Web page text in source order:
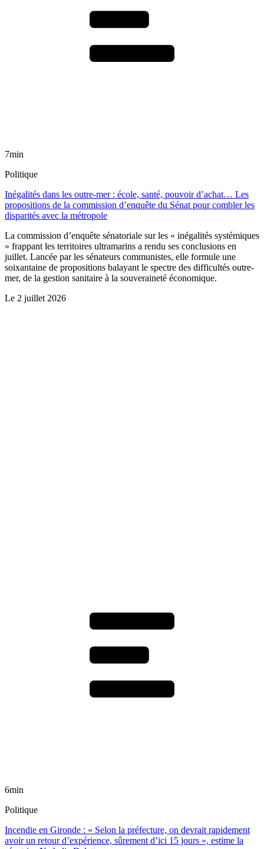
7min
Politique
Inégalités dans les outre-mer : école, santé, pouvoir d’achat… Les
propositions de la commission d’enquête du Sénat pour combler les
disparités avec la métropole
La commission d’enquête sénatoriale sur les « inégalités systémiques
» frappant les territoires ultramarins a rendu ses conclusions en
juillet. Lancée par les sénateurs communistes, elle formule une
soixantaine de propositions balayant le spectre des difficultés outre-
mer, de la gestion sanitaire à la souveraineté économique.
Le 2 juillet 2026
6min
Politique
Incendie en Gironde : « Selon la préfecture, on devrait rapidement
avoir un retour d’expérience, sûrement d’ici 15 jours », estime la